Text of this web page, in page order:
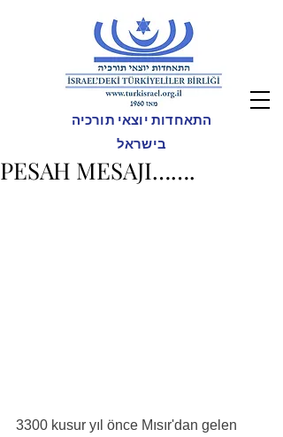
התאחדות יוצאי תורכיה
בישראל
PESAH MESAJI…….
3300 kusur yıl önce Mısır'dan gelen